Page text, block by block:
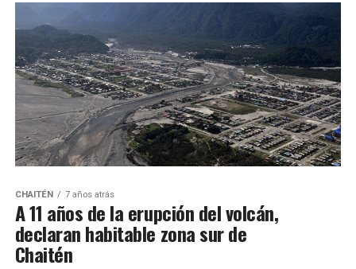
CHAITÉN 7 años atrás
A 11 años de la erupción del volcán,
declaran habitable zona sur de
Chaitén